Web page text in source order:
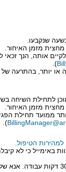
שנקבעו.
מזמן האיחור.
).
לתחילת השיחה
מזמן האיחור.
).
הטיפול.
באימייל כי לא
לאחר שהוצאת את העדכון, הנך זכאי להחזר